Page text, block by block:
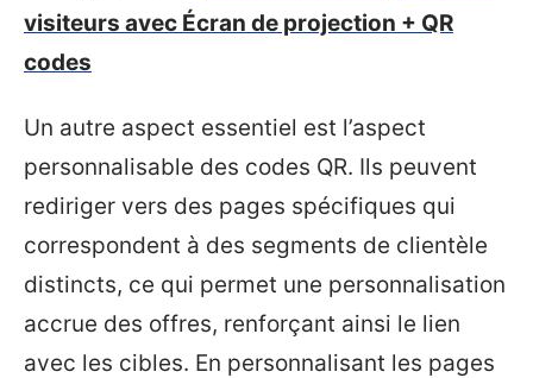
visiteurs avec Écran de projection + QR
codes
Un autre aspect essentiel est l’aspect
personnalisable des codes QR. Ils peuvent
rediriger vers des pages spécifiques qui
correspondent à des segments de clientèle
distincts, ce qui permet une personnalisation
accrue des offres, renforçant ainsi le lien
avec les cibles. En personnalisant les pages